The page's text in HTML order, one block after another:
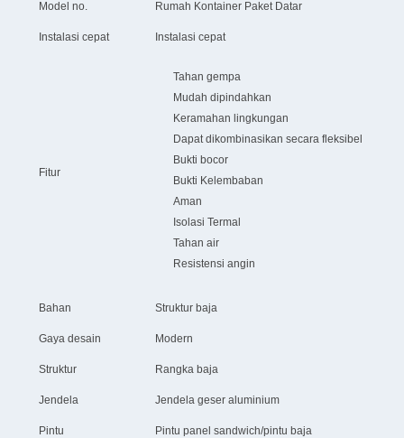
Model no. Rumah Kontainer Paket Datar
Instalasi cepat Instalasi cepat
Fitur
Tahan gempa
Mudah dipindahkan
Keramahan lingkungan
Dapat dikombinasikan secara fleksibel
Bukti bocor
Bukti Kelembaban
Aman
Isolasi Termal
Tahan air
Resistensi angin
Bahan Struktur baja
Gaya desain Modern
Struktur Rangka baja
Jendela Jendela geser aluminium
Pintu Pintu panel sandwich/pintu baja